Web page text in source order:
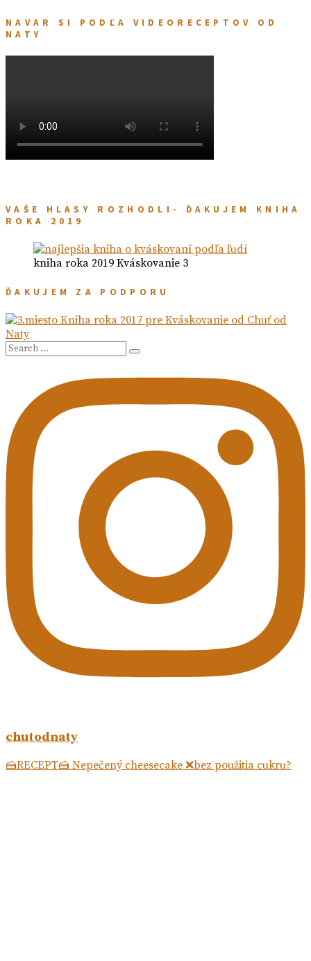
NAVAR SI PODĽA VIDEORECEPTOV OD
NATY
VAŠE HLASY ROZHODLI- ĎAKUJEM KNIHA
ROKA 2019
kniha roka 2019 Kváskovanie 3
ĎAKUJEM ZA PODPORU
Search
for:
Search
chutodnaty
🍰RECEPT🍰 Nepečený cheesecake ❌bez použitia cukru?